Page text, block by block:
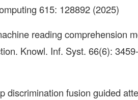
615: 128892 (2025)
reading comprehension
Knowl. Inf. Syst. 66(6):
discrimination fusion guided